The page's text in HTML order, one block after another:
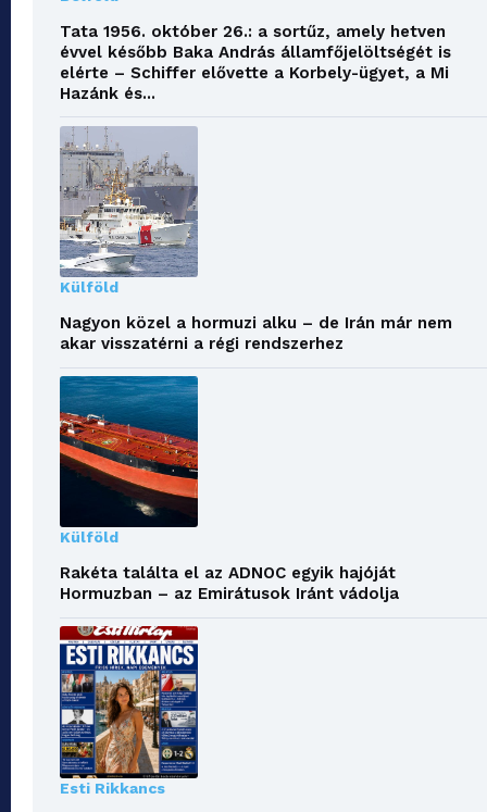
Tata 1956. október 26.: a sortűz, amely hetven
évvel később Baka András államfőjelöltségét is
elérte – Schiffer elővette a Korbely-ügyet, a Mi
Hazánk és...
Külföld
Nagyon közel a hormuzi alku – de Irán már nem
akar visszatérni a régi rendszerhez
Külföld
Rakéta találta el az ADNOC egyik hajóját
Hormuzban – az Emirátusok Iránt vádolja
Esti Rikkancs